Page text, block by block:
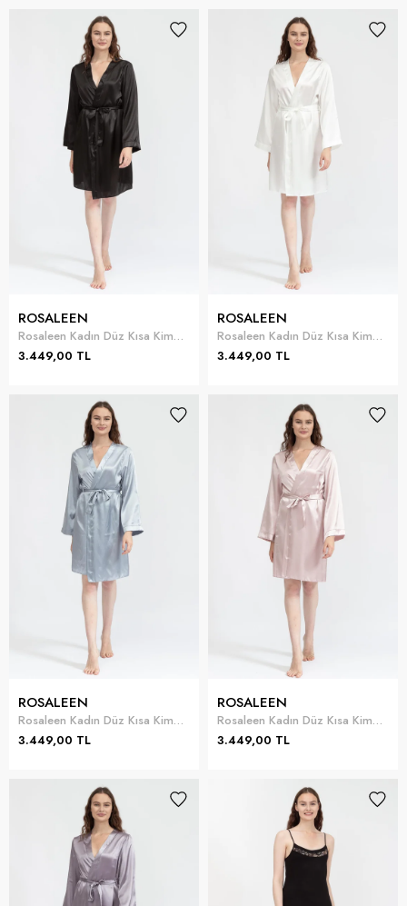
ROSALEEN
Rosaleen Kadın Düz Kısa Kimono
3.449,00 TL
ROSALEEN
Rosaleen Kadın Düz Kısa Kimono
3.449,00 TL
ROSALEEN
Rosaleen Kadın Düz Kısa Kimono
3.449,00 TL
ROSALEEN
Rosaleen Kadın Düz Kısa Kimono
3.449,00 TL